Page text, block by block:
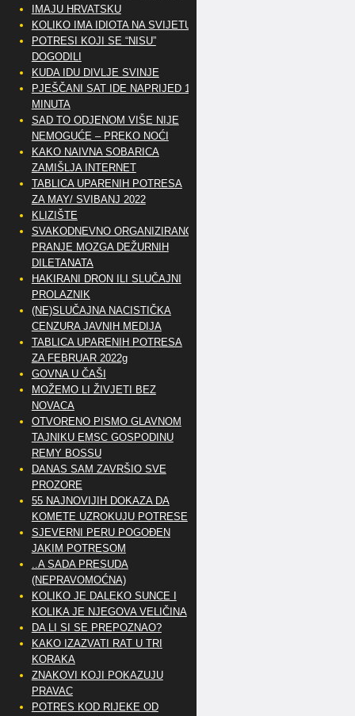
IMAJU HRVATSKU
KOLIKO IMA IDIOTA NA SVIJETU?
POTRESI KOJI SE “NISU”
DOGODILI
KUDA IDU DIVLJE SVINJE
PJEŠČANI SAT IDE NAPRIJED 10
MINUTA
SAD TO ODJENOM VIŠE NIJE
NEMOGUĆE – PREKO NOĆI
KAKO NAIVNA SOBARICA
ZAMIŠLJA INTERNET
TABLICA UPARENIH POTRESA
ZA MAY/ SVIBANJ 2022
KLIZIŠTE
SVAKODNEVNO ORGANIZIRANO
PRANJE MOZGA DEŽURNIH
DILETANATA
HAKIRANI DRON ILI SLUČAJNI
PROLAZNIK
(NE)SLUČAJNA NACISTIČKA
CENZURA JAVNIH MEDIJA
TABLICA UPARENIH POTRESA
ZA FEBRUAR 2022g
GOVNA U ČAŠI
MOŽEMO LI ŽIVJETI BEZ
NOVACA
OTVORENO PISMO GLAVNOM
TAJNIKU EMSC GOSPODINU
REMY BOSSU
DANAS SAM ZAVRŠIO SVE
PROZORE
55 NAJNOVIJIH DOKAZA DA
KOMETE UZROKUJU POTRESE
SJEVERNI PERU POGOĐEN
JAKIM POTRESOM
..A SADA PRESUDA
(NEPRAVOMOĆNA)
KOLIKO JE DALEKO SUNCE I
KOLIKA JE NJEGOVA VELIČINA
DA LI SI SE PREPOZNAO?
KAKO IZAZVATI RAT U TRI
KORAKA
ZNAKOVI KOJI POKAZUJU
PRAVAC
POTRES KOD RIJEKE OD